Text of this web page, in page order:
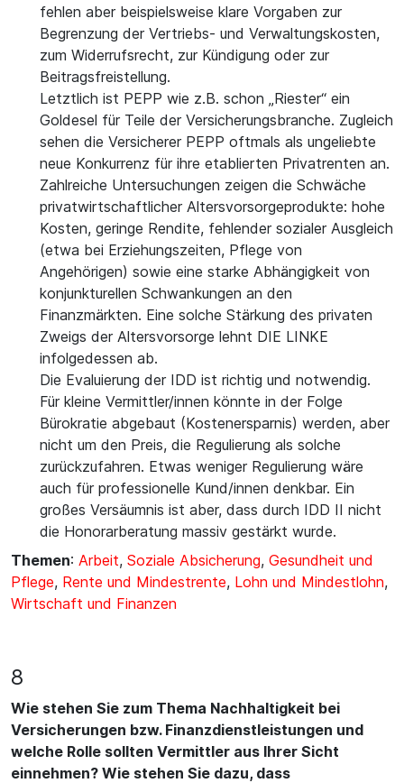
fehlen aber beispielsweise klare Vorgaben zur
Begrenzung der Vertriebs- und Verwaltungskosten,
zum Widerrufsrecht, zur Kündigung oder zur
Beitragsfreistellung.
Letztlich ist PEPP wie z.B. schon „Riester“ ein
Goldesel für Teile der Versicherungsbranche. Zugleich
sehen die Versicherer PEPP oftmals als ungeliebte
neue Konkurrenz für ihre etablierten Privatrenten an.
Zahlreiche Untersuchungen zeigen die Schwäche
privatwirtschaftlicher Altersvorsorgeprodukte: hohe
Kosten, geringe Rendite, fehlender sozialer Ausgleich
(etwa bei Erziehungszeiten, Pflege von
Angehörigen) sowie eine starke Abhängigkeit von
konjunkturellen Schwankungen an den
Finanzmärkten. Eine solche Stärkung des privaten
Zweigs der Altersvorsorge lehnt DIE LINKE
infolgedessen ab.
Die Evaluierung der IDD ist richtig und notwendig.
Für kleine Vermittler/innen könnte in der Folge
Bürokratie abgebaut (Kostenersparnis) werden, aber
nicht um den Preis, die Regulierung als solche
zurückzufahren. Etwas weniger Regulierung wäre
auch für professionelle Kund/innen denkbar. Ein
großes Versäumnis ist aber, dass durch IDD II nicht
die Honorarberatung massiv gestärkt wurde.
Themen: Arbeit, Soziale Absicherung, Gesundheit und
Pflege, Rente und Mindestrente, Lohn und Mindestlohn,
Wirtschaft und Finanzen
8
Wie stehen Sie zum Thema Nachhaltigkeit bei
Versicherungen bzw. Finanzdienstleistungen und
welche Rolle sollten Vermittler aus Ihrer Sicht
einnehmen? Wie stehen Sie dazu, dass